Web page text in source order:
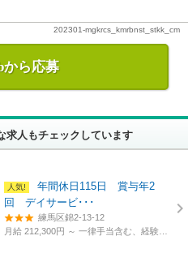
202301-mgkrcs_kmrbnst_stkk_cm
から応募
求人もチェックしています
年間休日115日 賞与年2
回 デイサービ･･･
練馬区錦2-13-12
月給 212,300円 ～一律手当含む、経験・資格考慮